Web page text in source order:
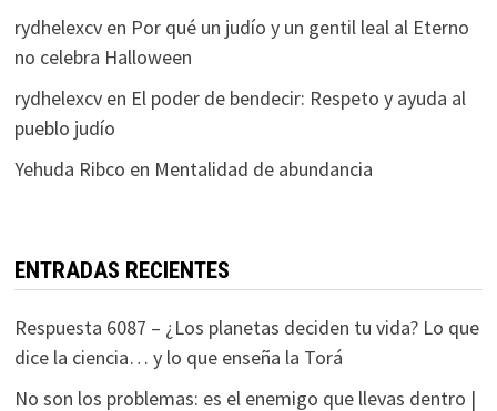
rydhelexcven Por qué un judío y un gentil leal al Eterno
no celebra Halloween
rydhelexcven El poder de bendecir: Respeto y ayuda al
pueblo judío
Yehuda Ribco en Mentalidad de abundancia
ENTRADAS RECIENTES
Respuesta 6087 – ¿Los planetas deciden tu vida? Lo que
dice la ciencia… y lo que enseña la Torá
No son los problemas: es el enemigo que llevas dentro |